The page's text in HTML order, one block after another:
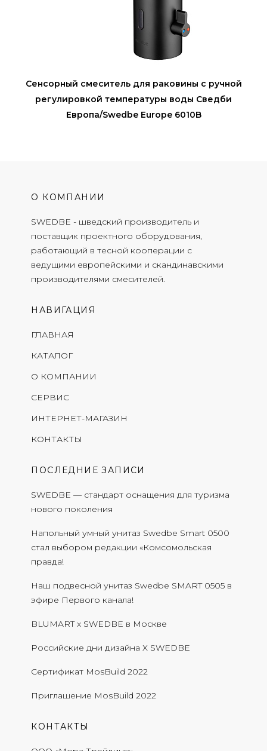
Сенсорный смеситель для раковины с ручной
регулировкой температуры воды Сведби
Европа/Swedbe Europe 6010B
О КОМПАНИИ
SWEDBE - шведский производитель и
поставщик проектного оборудования,
работающий в тесной кооперации с
ведущими европейскими и скандинавскими
производителями смесителей.
НАВИГАЦИЯ
ГЛАВНАЯ
КАТАЛОГ
О КОМПАНИИ
СЕРВИС
ИНТЕРНЕТ-МАГАЗИН
КОНТАКТЫ
ПОСЛЕДНИЕ ЗАПИСИ
SWEDBE — стандарт оснащения для туризма
нового поколения
Напольный умный унитаз Swedbe Smart 0500
стал выбором редакции «Комсомольская
правда!
Наш подвесной унитаз Swedbe SMART 0505 в
эфире Первого канала!
BLUMART x SWEDBE в Москве
Российские дни дизайна X SWEDBE
Сертификат MosBuild 2022
Приглашение MosBuild 2022
КОНТАКТЫ